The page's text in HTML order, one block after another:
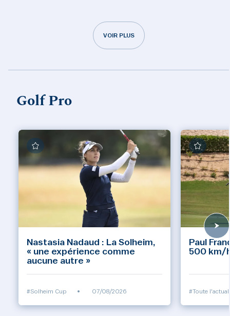
VOIR PLUS
Golf Pro
Nastasia Nadaud : La Solheim,
« une expérience comme
aucune autre »
#Solheim Cup • 07/08/2026
Paul
500 km/
#Toute